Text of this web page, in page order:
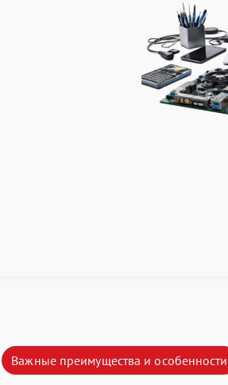
Важные преимущества и особенности